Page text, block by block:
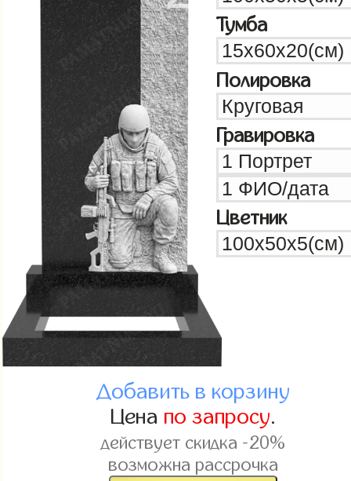
Тумба
Полировка
Гравировка
Цветник
Добавить в корзину
Цена по запросу.
действует скидка -20%
возможна рассрочка